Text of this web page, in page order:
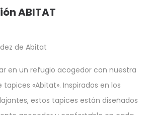
ABITAT
de Abitat
en un refugio acogedor con nuestra
«Abitat». Inspirados en los
estos tapices están diseñados